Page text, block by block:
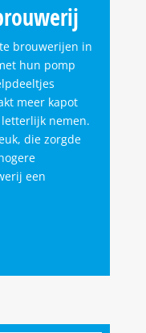
brouwerijen in
hun pomp
meer kapot
letterlijk nemen.
die zorgde
een